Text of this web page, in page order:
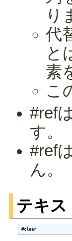
り
代
と
素
こ
#ref
す。
#ref
ん。
テキス
#clear